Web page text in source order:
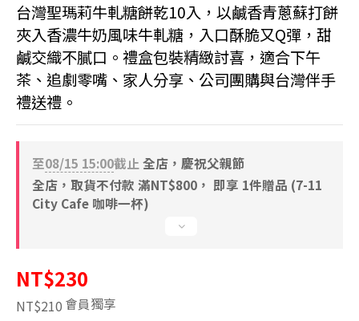
台灣聖瑪莉牛軋糖餅乾10入，以鹹香青蔥蘇打餅
夾入香濃牛奶風味牛軋糖，入口酥脆又Q彈，甜
鹹交織不膩口。禮盒包裝精緻討喜，適合下午
茶、追劇零嘴、家人分享、公司團購與台灣伴手
禮送禮。
至08/15 15:00截止 全店，慶祝父親節
全店，取貨不付款 滿NT$800， 即享 1件贈品 (7-11
City Cafe 咖啡一杯)
NT$230
NT$210 會員獨享